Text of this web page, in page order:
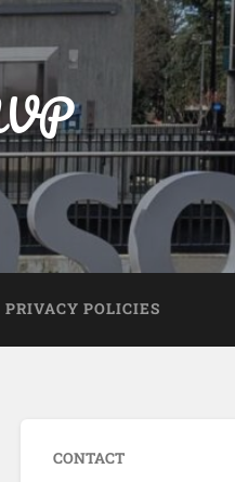
PRIVACY POLICIES
CONTACT